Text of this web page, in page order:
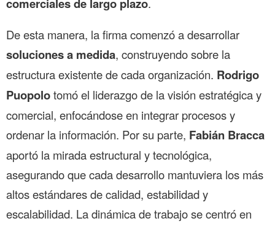
De esta manera, la firma comenzó a desarrollar
soluciones a medida, construyendo sobre la
estructura existente de cada organización. Rodrigo
Puopolotomó el liderazgo de la visión estratégica y
comercial, enfocándose en integrar procesos y
ordenar la información. Por su parte, Fabián Bracca
aportó la mirada estructural y tecnológica,
asegurando que cada desarrollo mantuviera los más
altos estándares de calidad, estabilidad y
escalabilidad. La dinámica de trabajo se centró en